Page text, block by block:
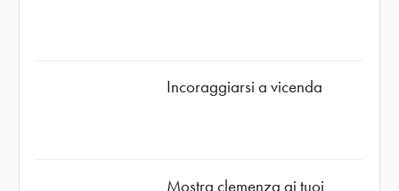
Incoraggiarsi a vicenda
Mostra clemenza ai tuoi